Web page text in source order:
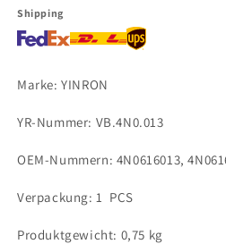
Shipping
Marke: YINRON
YR-Nummer: VB.4N0.013
OEM-Nummern: 4N0616013,
Verpackung: 1 PCS
Produktgewicht: 0,75 kg